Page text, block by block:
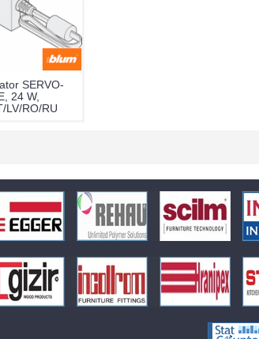
SERVO-
24 W,
LV/RO/RU